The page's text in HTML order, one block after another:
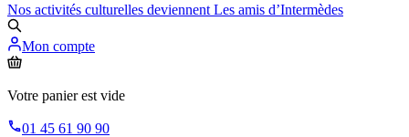
Nos activités culturelles deviennent Les amis d’Intermèdes
Mon compte
Votre panier est vide
01 45 61 90 90